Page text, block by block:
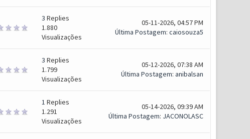
3 Replies
1.880
Visualizações
05-11-2026, 04:57 PM
Última Postagem: caiosouza5
3 Replies
1.799
Visualizações
05-12-2026, 07:38 AM
Última Postagem: anibalsan
1 Replies
1.291
Visualizações
05-14-2026, 09:39 AM
Última Postagem: JACONOLASC